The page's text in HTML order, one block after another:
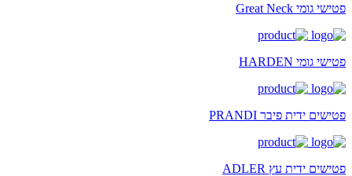
פטישי גומי Great Neck
פטישי גומי HARDEN
פטישים ידית פיבר PRANDI
פטישים ידית עץ ADLER